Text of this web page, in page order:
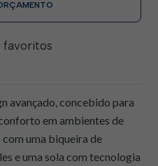
favoritos
avançado, concebido para
em ambientes de
uma biqueira de
e uma sola com tecnologia